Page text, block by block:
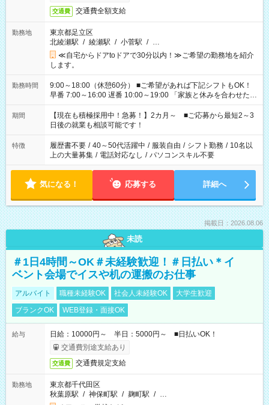
交通費 交通費全額支給
勤務地
東京都足立区
北綾瀬駅 / 綾瀬駅 / 小菅駅 / …
≪自宅からドアtoドアで30分以内！≫ご希望の勤務地を紹介
します。
勤務時間
9:00～18:00（休憩60分） ■ご希望があれば下記シフトもOK！
早番 7:00～16:00 遅番 10:00～19:00 「家族と休みを合わせた
い」 「余裕を持って夕飯の準備がしたい」 「できれば残業はし
たくない」 など、ご希望を教えてくださいね。 ※Wワーク希望
の方へ 今ご覧のお仕事で希望する勤務時間と、もう1つのお仕事
の勤務時間。 合計で週40時間を超える場合は応募できません。
期間
【現在も積極採用中！急募！】2カ月～ ■ご応募から最短2～3
日後の就業も相談可能です！
特徴 履歴書不要 / 40～50代活躍中 / 服装自由 / シフト勤務 / 10名以
上の大量募集 / 電話対応なし / パソコンスキル不要
気になる！ 応募する 詳細へ
掲載日：2026.08.06
未読
＃1日4時間～OK＃未経験歓迎！＃日払い＊イ
ベント会場でイスや机の運搬のお仕事
アルバイト 職種未経験OK 社会人未経験OK
大学生歓迎
ブランクOK
WEB登録・面接OK
給与
日給：10000円～ 半日：5000円～ ■日払いOK！
交通費別途支給あり
交通費 交通費規定支給
勤務地
東京都千代田区
秋葉原駅 / 神保町駅 / 麹町駅 / …